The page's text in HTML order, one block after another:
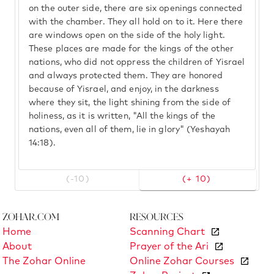
on the outer side, there are six openings connected
with the chamber. They all hold on to it. Here there
are windows open on the side of the holy light.
These places are made for the kings of the other
nations, who did not oppress the children of Yisrael
and always protected them. They are honored
because of Yisrael, and enjoy, in the darkness
where they sit, the light shining from the side of
holiness, as it is written, "All the kings of the
nations, even all of them, lie in glory" (Yeshayah
14:18).
(-10) (+ 10)
Zohar.com
Home
About
The Zohar Online
Resources
Scanning Chart
Prayer of the Ari
Online Zohar Courses